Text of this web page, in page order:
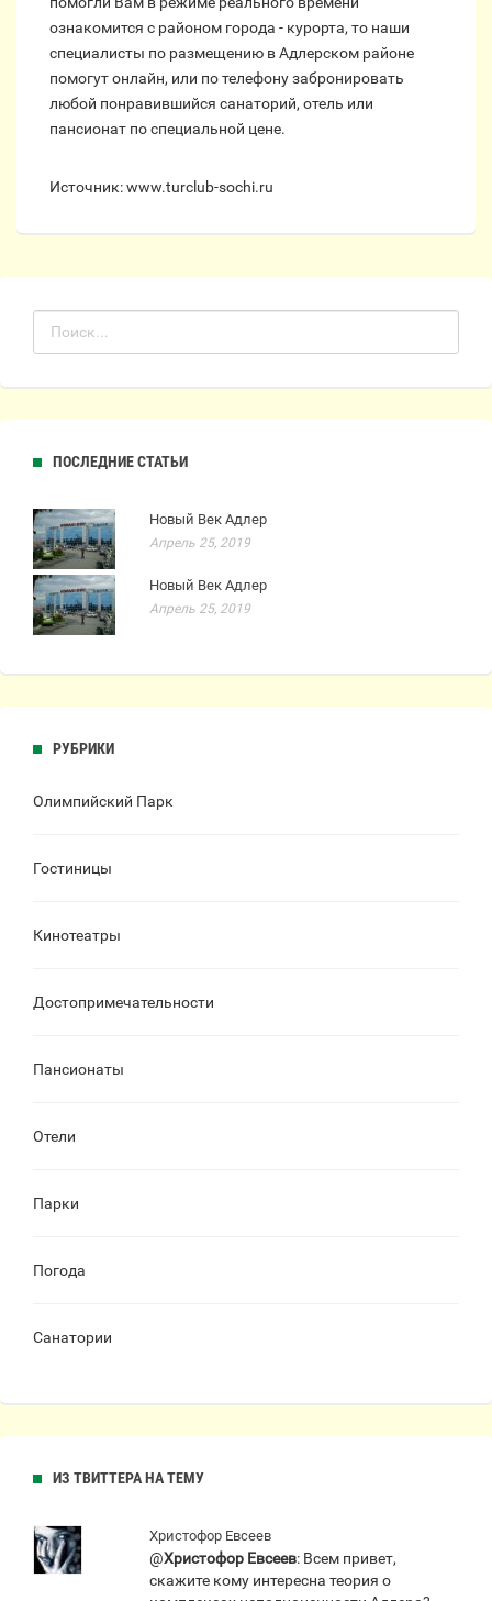
ознакомится с районом города - курорта, то наши
специалисты по размещению в Адлерском районе
помогут онлайн, или по телефону забронировать
любой понравившийся санаторий, отель или
пансионат по специальной цене.
Источник: www.turclub-sochi.ru
ПОСЛЕДНИЕ СТАТЬИ
Новый Век Адлер
Апрель 25, 2019
Новый Век Адлер
Апрель 25, 2019
РУБРИКИ
Олимпийский Парк
Гостиницы
Кинотеатры
Достопримечательности
Пансионаты
Отели
Парки
Погода
Санатории
ИЗ ТВИТТЕРА НА ТЕМУ
Христофор Евсеев
@Христофор Евсеев: Всем привет,
скажите кому интересна теория о